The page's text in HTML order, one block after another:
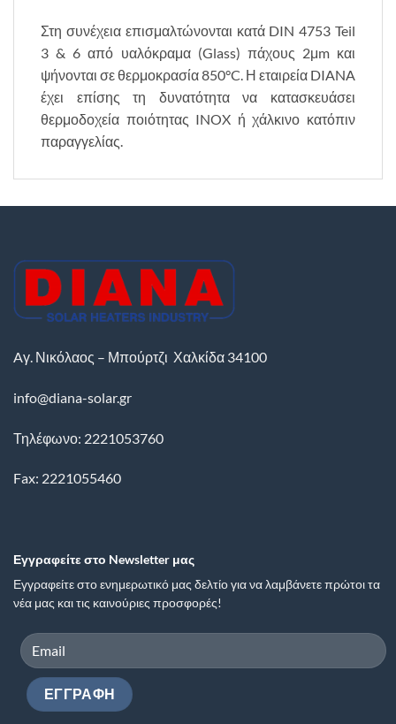
Στη συνέχεια επισμαλτώνονται κατά DIN 4753 Teil
3 & 6 από υαλόκραμα (Glass) πάχους 2μm και
ψήνονται σε θερμοκρασία 850°C. Η εταιρεία DIANA
έχει επίσης τη δυνατότητα να κατασκευάσει
θερμοδοχεία ποιότητας INOX ή χάλκινο κατόπιν
παραγγελίας.
Aγ. Νικόλαος – Μπούρτζι Χαλκίδα 34100
info@diana-solar.gr
Τηλέφωνο: 2221053760
Fax: 2221055460
Εγγραφείτε στο Newsletter μας
Εγγραφείτε στο ενημερωτικό μας δελτίο για να λαμβάνετε πρώτοι τα
νέα μας και τις καινούριες προσφορές!